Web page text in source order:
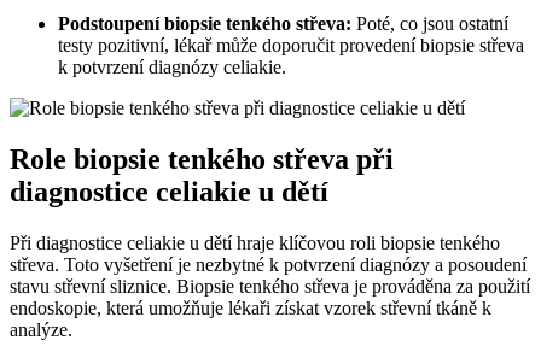
Podstoupení biopsie tenkého střeva: ⁢Poté, co jsou ostatní
testy⁢ pozitivní, lékař ⁤může doporučit provedení ‍biopsie střeva
k potvrzení diagnózy celiakie.
Role biopsie tenkého ​střeva při
diagnostice celiakie u dětí
Při diagnostice celiakie u dětí hraje klíčovou roli‌ biopsie tenkého
střeva. Toto ‍vyšetření je nezbytné‌ k potvrzení diagnózy a posoudení‌
stavu střevní ⁢sliznice. Biopsie ‌tenkého střeva je prováděna za použití
endoskopie, ⁢která umožňuje⁣ lékaři⁢ získat vzorek⁣ střevní tkáně ​k
analýze.